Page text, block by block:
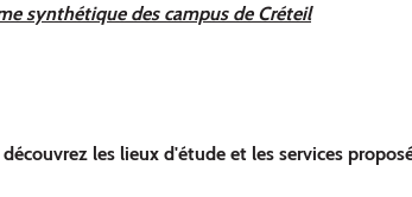
synthétique des campus de Créteil
les lieux d'étude et les services